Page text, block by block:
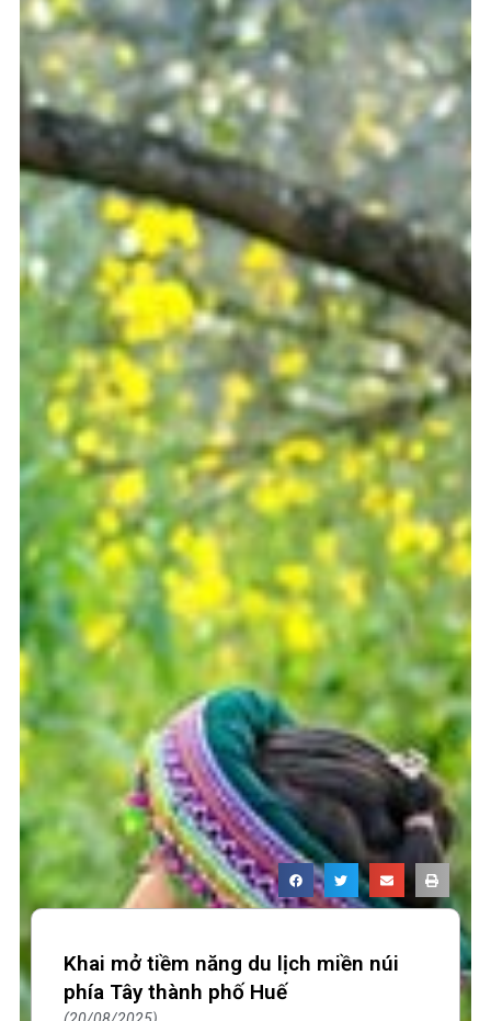
Khai mở tiềm năng du lịch miền núi
phía Tây thành phố Huế